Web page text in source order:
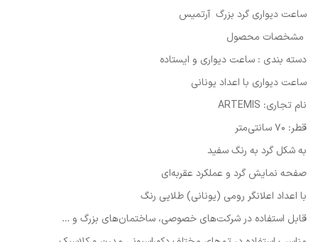
ساعت دیواری گرد بزرگ آرتمیس
مشخصات محصول
دسته بندی : ساعت دیواری و ایستاده
ساعت دیواری با اعداد یونانی
نام تجاری: ARTEMIS
قطر: 70 سانتی‌متر
به شکل گرد به رنگ سفید
صفحه نمایش گرد و عملکرد عقربه‌ای
با اعداد اعلانگر رومی (یونانی) طلایی رنگ
قابل استفاده در شرکت‌های خصوصی، ساختمان‌های بزرگ و …